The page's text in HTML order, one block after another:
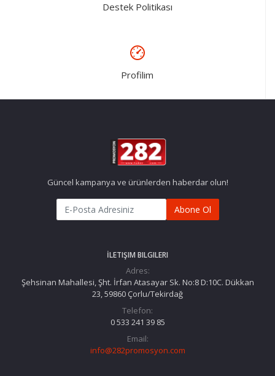
Destek Politikası
Profilim
Güncel kampanya ve ürünlerden haberdar olun!
Abone Ol
İLETIŞIM BILGILERI
Adres:
Şehsinan Mahallesi, Şht. İrfan Atasayar Sk. No:8 D:10C. Dükkan
23, 59860 Çorlu/Tekirdağ
Telefon:
0 533 241 39 85
Email:
info@282promosyon.com